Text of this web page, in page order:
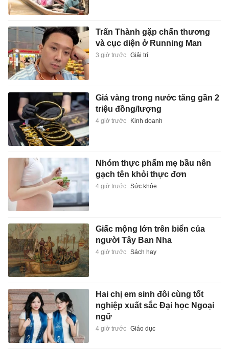
Trấn Thành gặp chấn thương
và cục diện ở Running Man
3 giờ trước Giải trí
Giá vàng trong nước tăng gần 2
triệu đồng/lượng
4 giờ trước Kinh doanh
Nhóm thực phẩm mẹ bầu nên
gạch tên khỏi thực đơn
4 giờ trước Sức khỏe
Giấc mộng lớn trên biển của
người Tây Ban Nha
4 giờ trước Sách hay
Hai chị em sinh đôi cùng tốt
nghiệp xuất sắc Đại học Ngoại
ngữ
4 giờ trước Giáo dục